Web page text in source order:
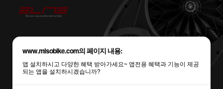
www.misobike.com의 페이지 내용:
앱 설치하시고 다양한 혜택 받아가세요~ 앱전용 혜택과 기능이 제공
되는 앱을 설치하시겠습니까?